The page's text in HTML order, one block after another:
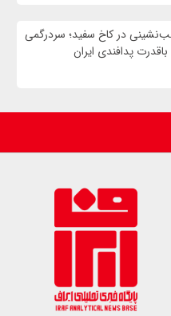
در کاخ سفید؛ سردرگمی
پدافندی ایران